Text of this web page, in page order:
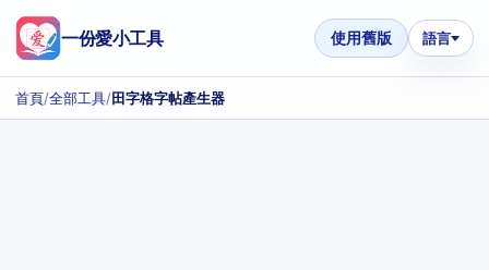
一份愛小工具 使用舊版 語言
首頁/全部工具/田字格字帖產生器